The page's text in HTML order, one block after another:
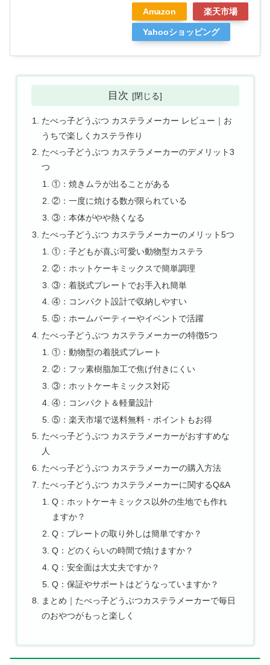
Amazon 楽天市場
Yahooショッピング
目次
たべっ子どうぶつ カステラメーカー レビュー｜お
うちで楽しくカステラ作り
たべっ子どうぶつ カステラメーカーのデメリット3
つ
①：焼きムラが出ることがある
②：一度に焼ける数が限られている
③：本体がやや熱くなる
たべっ子どうぶつ カステラメーカーのメリット5つ
①：子どもが喜ぶ可愛い動物型カステラ
②：ホットケーキミックスで簡単調理
③：着脱式プレートでお手入れ簡単
④：コンパクト設計で収納しやすい
⑤：ホームパーティーやイベントで活躍
たべっ子どうぶつ カステラメーカーの特徴5つ
①：動物型の着脱式プレート
②：フッ素樹脂加工で焦げ付きにくい
③：ホットケーキミックス対応
④：コンパクト＆軽量設計
⑤：楽天市場で送料無料・ポイントもお得
たべっ子どうぶつ カステラメーカーがおすすめな
人
たべっ子どうぶつ カステラメーカーの購入方法
たべっ子どうぶつ カステラメーカーに関するQ&A
Q：ホットケーキミックス以外の生地でも作れ
ますか？
Q：プレートの取り外しは簡単ですか？
Q：どのくらいの時間で焼けますか？
Q：安全面は大丈夫ですか？
Q：保証やサポートはどうなっていますか？
まとめ｜たべっ子どうぶつカステラメーカーで毎日
のおやつがもっと楽しく